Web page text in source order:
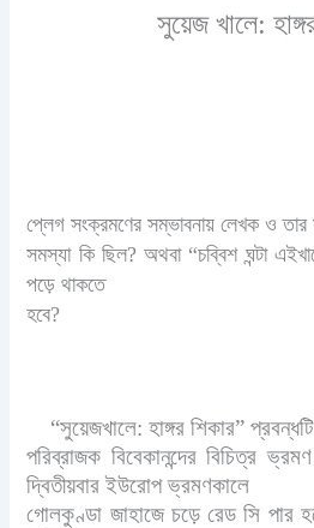
সুয়েজ খালে:
প্লেগ সংক্রমণের সম্ভাবনায় লেখক ও তার
সমস্যা কি ছিল? অথবা “চব্বিশ ঘন্টা
পড়ে থাকতে
হবে?
“সুয়েজখালে: হাঙ্গর শিকার” প্রবন্ধটি
পরিব্রাজক বিবেকানন্দের বিচিত্র
দ্বিতীয়বার ইউরোপ ভ্রমণকালে
গোলকুণ্ডা জাহাজে চড়ে রেড সি পার